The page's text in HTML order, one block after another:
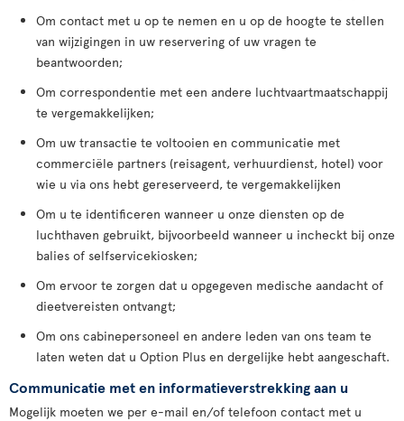
Om contact met u op te nemen en u op de hoogte te stellen
van wijzigingen in uw reservering of uw vragen te
beantwoorden;
Om correspondentie met een andere luchtvaartmaatschappij
te vergemakkelijken;
Om uw transactie te voltooien en communicatie met
commerciële partners (reisagent, verhuurdienst, hotel) voor
wie u via ons hebt gereserveerd, te vergemakkelijken
Om u te identificeren wanneer u onze diensten op de
luchthaven gebruikt, bijvoorbeeld wanneer u incheckt bij onze
balies of selfservicekiosken;
Om ervoor te zorgen dat u opgegeven medische aandacht of
dieetvereisten ontvangt;
Om ons cabinepersoneel en andere leden van ons team te
laten weten dat u Option Plus en dergelijke hebt aangeschaft.
Communicatie met en informatieverstrekking aan u
Mogelijk moeten we per e-mail en/of telefoon contact met u